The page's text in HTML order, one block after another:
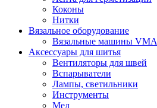
Коконы
Нитки
Вязальное оборудование
Вязальные машины VMA
Аксессуары для шитья
Вентиляторы для швей
Вспарыватели
Лампы, светильники
Инструменты
Мел